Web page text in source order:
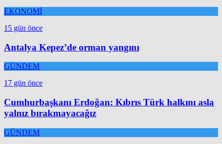
EKONOMİ
15 gün önce
Antalya Kepez’de orman yangını
GÜNDEM
17 gün önce
Cumhurbaşkanı Erdoğan: Kıbrıs Türk halkını asla
yalnız bırakmayacağız
GÜNDEM